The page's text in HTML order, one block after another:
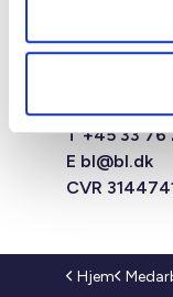
1554
Mariane
6.1, 8000
T +45 33 76
E bl@bl.dk
CVR
Hjem